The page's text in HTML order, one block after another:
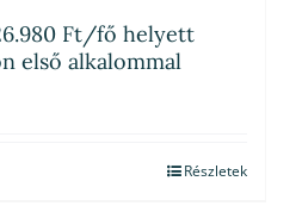
Ft/fő helyett
első alkalommal
Részletek